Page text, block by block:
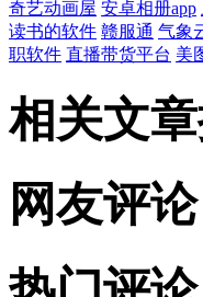
奇艺动画屋 安卓相册app
读书的软件 赣服通 气象
职软件 直播带货平台 美
相关文
网友评论